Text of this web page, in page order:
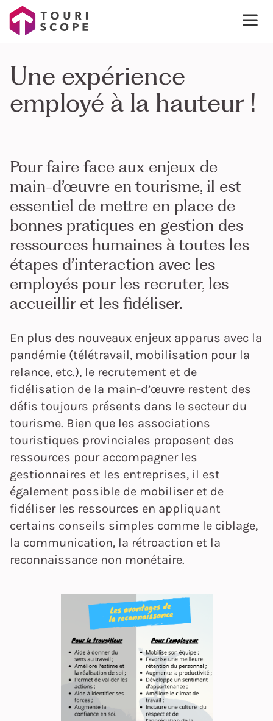
Une expérience
employé à la hauteur !
Pour faire face aux enjeux de
main-d’œuvre en tourisme, il est
essentiel de mettre en place de
bonnes pratiques en gestion des
ressources humaines à toutes les
étapes d’interaction avec les
employés pour les recruter, les
accueillir et les fidéliser.
En plus des nouveaux enjeux apparus avec la
pandémie (télétravail, mobilisation pour la
relance, etc.), le recrutement et de
fidélisation de la main-d’œuvre restent des
défis toujours présents dans le secteur du
tourisme. Bien que les associations
touristiques provinciales proposent des
ressources pour accompagner les
gestionnaires et les entreprises, il est
également possible de mobiliser et de
fidéliser les ressources en appliquant
certains conseils simples comme le ciblage,
la communication, la rétroaction et la
reconnaissance non monétaire.